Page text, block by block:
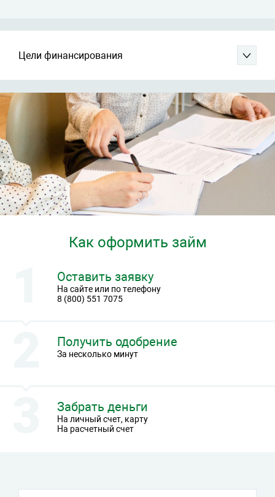
Цели финансирования
Как оформить займ
На сайте или по телефону
8 (800) 551 7075
Оставить заявку
За несколько минут
Получить одобрение
На личный счет, карту
На расчетный счет
Забрать деньги